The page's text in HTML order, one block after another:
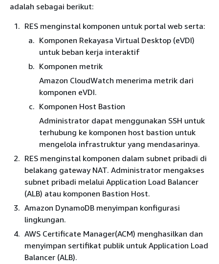
adalah sebagai berikut:
RES menginstal komponen untuk portal web serta:
Komponen Rekayasa Virtual Desktop (eVDI)
untuk beban kerja interaktif
Komponen metrik
Amazon CloudWatch menerima metrik dari
komponen eVDI.
Komponen Host Bastion
Administrator dapat menggunakan SSH untuk
terhubung ke komponen host bastion untuk
mengelola infrastruktur yang mendasarinya.
RES menginstal komponen dalam subnet pribadi di
belakang gateway NAT. Administrator mengakses
subnet pribadi melalui Application Load Balancer
(ALB) atau komponen Bastion Host.
Amazon DynamoDB menyimpan konfigurasi
lingkungan.
AWS Certificate Manager(ACM) menghasilkan dan
menyimpan sertifikat publik untuk Application Load
Balancer (ALB).